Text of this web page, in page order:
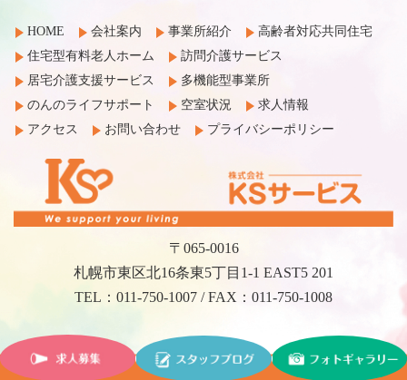
HOME 会社案内 事業所紹介
高齢者対応共同住宅
住宅型有料老人ホーム
訪問介護サービス
居宅介護支援サービス
多機能型事業所
のんのライフサポート
空室状況
求人情報
アクセス
お問い合わせ プライバシーポリシー
〒065-0016
札幌市東区北16条東5丁目1-1 EAST5 201
TEL：011-750-1007 / FAX：011-750-1008
©2017 KS Service